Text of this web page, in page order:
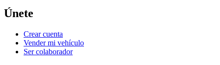
Únete
Crear cuenta
Vender mi vehículo
Ser colaborador